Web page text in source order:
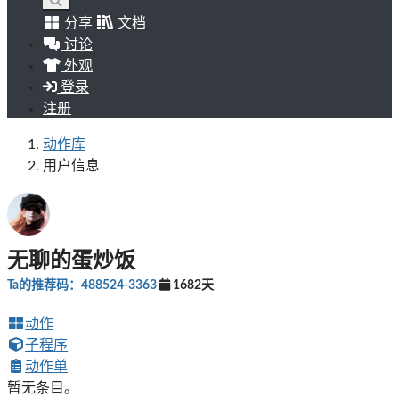
分享
文档
讨论
外观
登录
注册
动作库
用户信息
无聊的蛋炒饭
Ta的推荐码：488524-3363 1682天
动作
子程序
动作单
暂无条目。